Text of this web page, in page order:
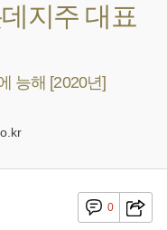
지주 대표
능해 [2020년]
0